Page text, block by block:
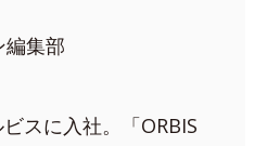
編集部
スに入社。「ORBIS